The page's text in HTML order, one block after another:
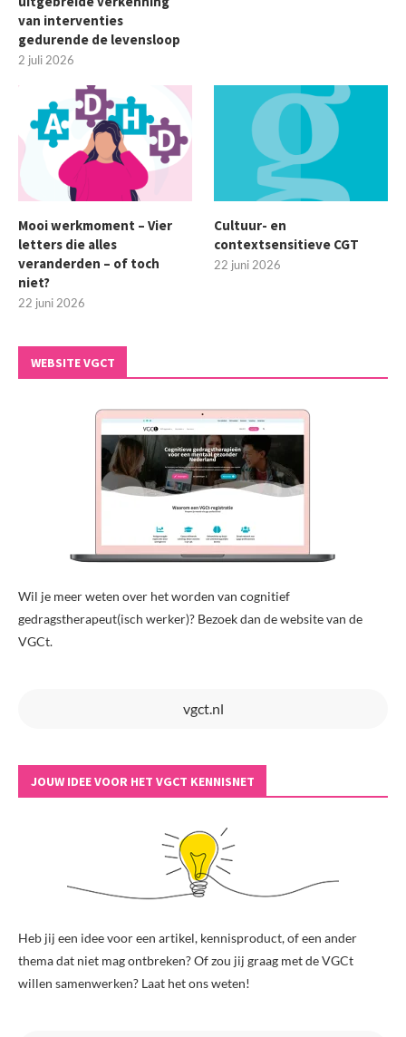
van interventies
gedurende de levensloop
2 juli 2026
Mooi werkmoment – Vier
letters die alles
veranderden – of toch
niet?
22 juni 2026
Cultuur- en
contextsensitieve CGT
22 juni 2026
WEBSITE VGCT
Wil je meer weten over het worden van cognitief
gedragstherapeut(isch werker)? Bezoek dan de website van de
VGCt.
vgct.nl
JOUW IDEE VOOR HET VGCT KENNISNET
Heb jij een idee voor een artikel, kennisproduct, of een ander
thema dat niet mag ontbreken? Of zou jij graag met de VGCt
willen samenwerken? Laat het ons weten!